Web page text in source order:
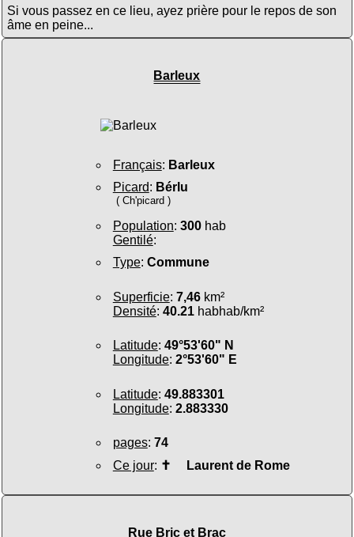
Si vous passez en ce lieu, ayez prière pour le repos de son
âme en peine...
Barleux
Français: Barleux
Picard: Bérlu
( Ch'picard )
Population: 300hab
Gentilé:
Type: Commune
Superficie: 7,46km²
Densité: 40.21habhab/km²
Latitude: 49°53'60" N
Longitude: 2°53'60" E
Latitude: 49.883301
Longitude: 2.883330
pages: 74
Ce jour: ✝ Laurent de Rome
Rue Bric et Brac